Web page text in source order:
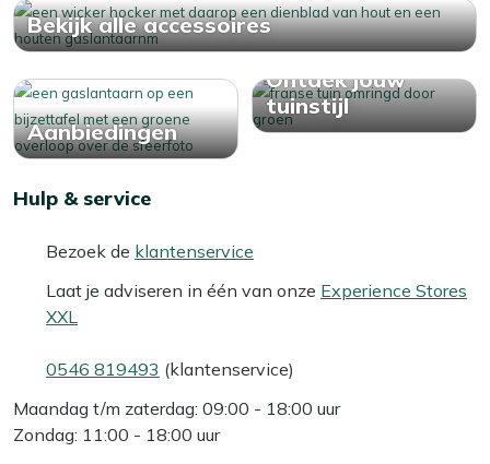
Bekijk alle accessoires
Aanbiedingen
Ontdek jouw
tuinstijl
Hulp & service
Bezoek de klantenservice
Laat je adviseren in één van onze Experience Stores
XXL
0546 819493 (klantenservice)
Maandag t/m zaterdag: 09:00 - 18:00 uur
Zondag: 11:00 - 18:00 uur